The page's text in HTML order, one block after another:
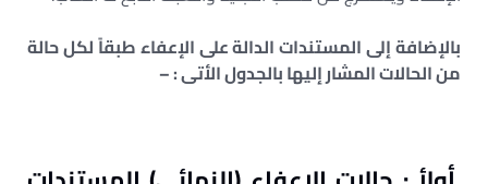
بالإضافة إلى المستندات الدالة على الإعفاء طبقاً لكل حالة
من الحالات المشار إليها بالجدول الأتى : –